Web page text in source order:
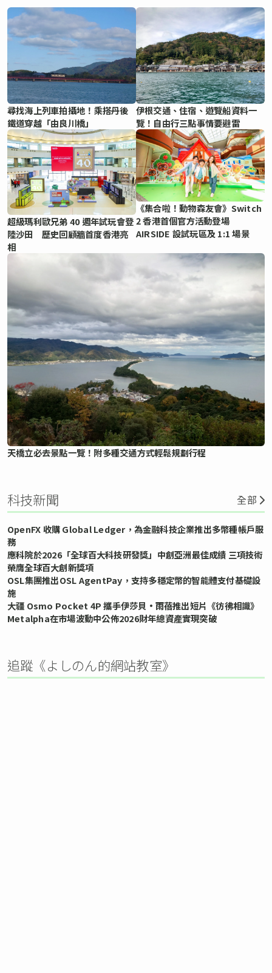
尋找海上列車拍攝地！乘搭丹後
鐵道穿越「由良川橋」
伊根交通、住宿、遊覽船資料一
覽！自由行三點事情要避雷
超級瑪利歐兄弟 40 週年試玩會登
陸沙田 歷史回顧牆首度香港亮
相
《集合啦！動物森友會》Switch
2 香港首個官方活動登場
AIRSIDE 設試玩區及 1:1 場景
天橋立必去景點一覽！附多種交通方式輕鬆規劃行程
科技新聞 全部
OpenFX 收購 Global Ledger，為金融科技企業推出多幣種帳戶服
務
應科院於2026「全球百大科技研發獎」中創亞洲最佳成績 三項技術
榮膺全球百大創新獎項
OSL集團推出OSL AgentPay，支持多穩定幣的智能體支付基礎設
施
大疆 Osmo Pocket 4P 攜手伊莎貝•雨蓓推出短片《彷彿相識》
Metalpha在市場波動中公佈2026財年總資產實現突破
追蹤《よしのん的網站教室》